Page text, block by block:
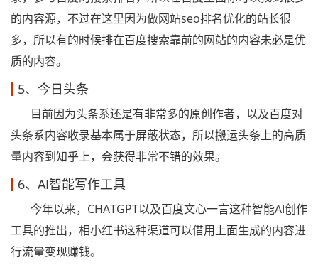
的内容源，不过在这里因为做网站seo排名优化的站长很
多，所以有的时候排在百度搜索靠前的网站的内容未必是优
质的内容。
5、今日头条
目前因为头条系还是有非常多的原创作者，以及百度对
头条系内容收录基本属于屏蔽状态，所以搬运头条上的高质
量内容到知乎上，会获得非常不错的效果。
6、AI智能写作工具
今年以来，CHATGPT以及百度文心一言这种智能AI创作
工具的推出，相小红书这种渠道可以借用上面生成的内容进
行流量变现赚钱。